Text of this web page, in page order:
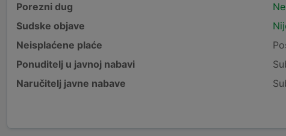
Porezni dug
Sudske objave
Neisplaćene plaće
Ponuditelj u javnoj nabavi
Naručitelj javne nabave